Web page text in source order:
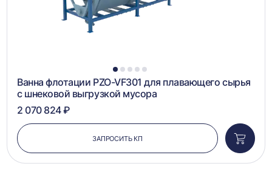
1 2 3 4 5
Ванна флотации PZO-VF301 для плавающего сырья
с шнековой выгрузкой мусора
2 070 824 ₽
ЗАПРОСИТЬ КП
в